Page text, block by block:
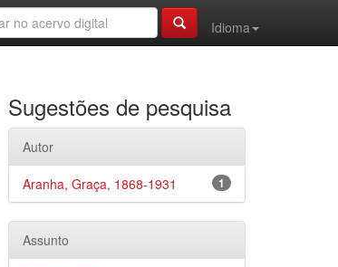
Idioma
Sugestões de pesquisa
Autor
1
Aranha, Graça, 1868-1931
Assunto